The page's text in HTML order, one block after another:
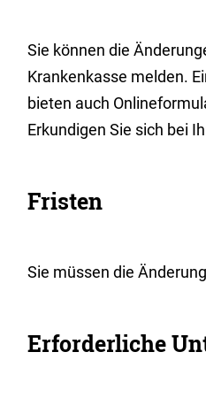
Sie können die
Krankenkasse melden.
bieten auch
Erkundigen Sie sich bei
Fristen
Sie müssen die
Erforderliche